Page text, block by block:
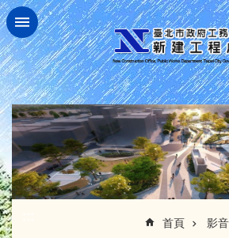
跳到主要內容區塊
首頁 影